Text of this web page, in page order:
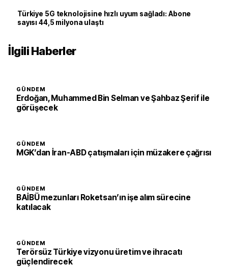
Türkiye 5G teknolojisine hızlı uyum sağladı: Abone
sayısı 44,5 milyona ulaştı
İlgili Haberler
GÜNDEM
Erdoğan, Muhammed Bin Selman ve Şahbaz Şerif ile
görüşecek
GÜNDEM
MGK’dan İran-ABD çatışmaları için müzakere çağrısı
GÜNDEM
BAİBÜ mezunları Roketsan’ın işe alım sürecine
katılacak
GÜNDEM
Terörsüz Türkiye vizyonu üretim ve ihracatı
güçlendirecek